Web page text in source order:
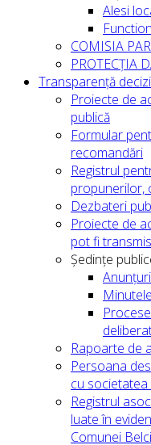
Alesi
COMISIA
PROTECȚIA
Transparență
Proiecte de
publică
Formular
recomandări
Registrul
propunerilor,
Dezbateri
Proiecte de
pot fi
Ședințe
Anunțuri
Rapoarte de
Persoana
cu societatea
Registrul
luate în
Comunei